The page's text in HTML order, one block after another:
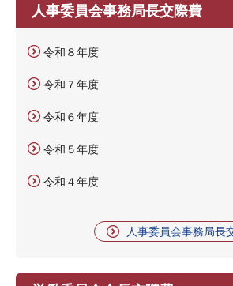
人事委員会事務局長交際費
令和８年度
令和７年度
令和６年度
令和５年度
令和４年度
人事委員会事務局長